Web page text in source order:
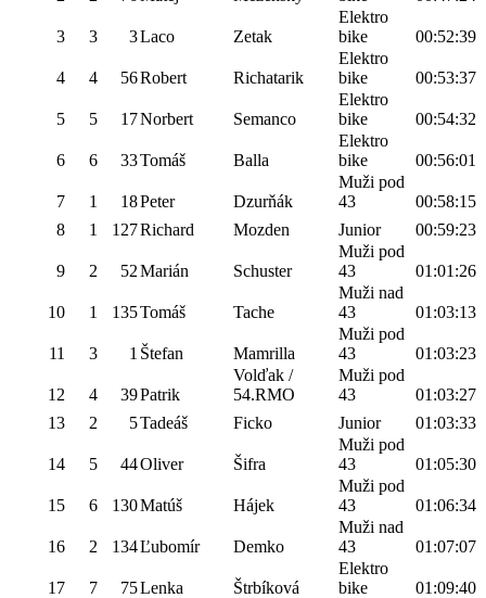
3 3 3Laco Zetak
Elektro
bike
00:52:39
4 4 56Robert Richatarik
Elektro
bike
00:53:37
5 5 17Norbert Semanco
Elektro
bike
00:54:32
6 6 33Tomáš Balla
Elektro
bike
00:56:01
7 1 18Peter Dzurňák
Muži pod
43
00:58:15
8
1 127Richard Mozden Junior 00:59:23
9 2 52Marián Schuster
Muži pod
43
01:01:26
10 1 135Tomáš Tache
Muži nad
43
01:03:13
11 3 1 Štefan Mamrilla
Muži pod
43
01:03:23
12 4 39Patrik
Volďak /
54.RMO
Muži pod
43
01:03:27
13
2 5Tadeáš Ficko Junior 01:03:33
14 5 44Oliver Šifra
Muži pod
43
01:05:30
15 6 130Matúš Hájek
Muži pod
43
01:06:34
16 2 134Ľubomír Demko
Muži nad
43
01:07:07
17 7 75Lenka Štrbíková
Elektro
bike
01:09:40